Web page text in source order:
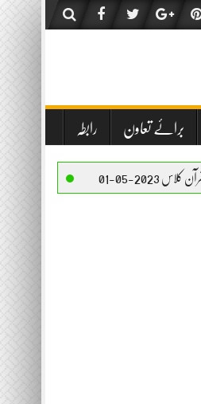
برائے تعاون رابطہ
مولانا ابوبکر حنیف ترجمہ قرآن کلاس 2023-05-01